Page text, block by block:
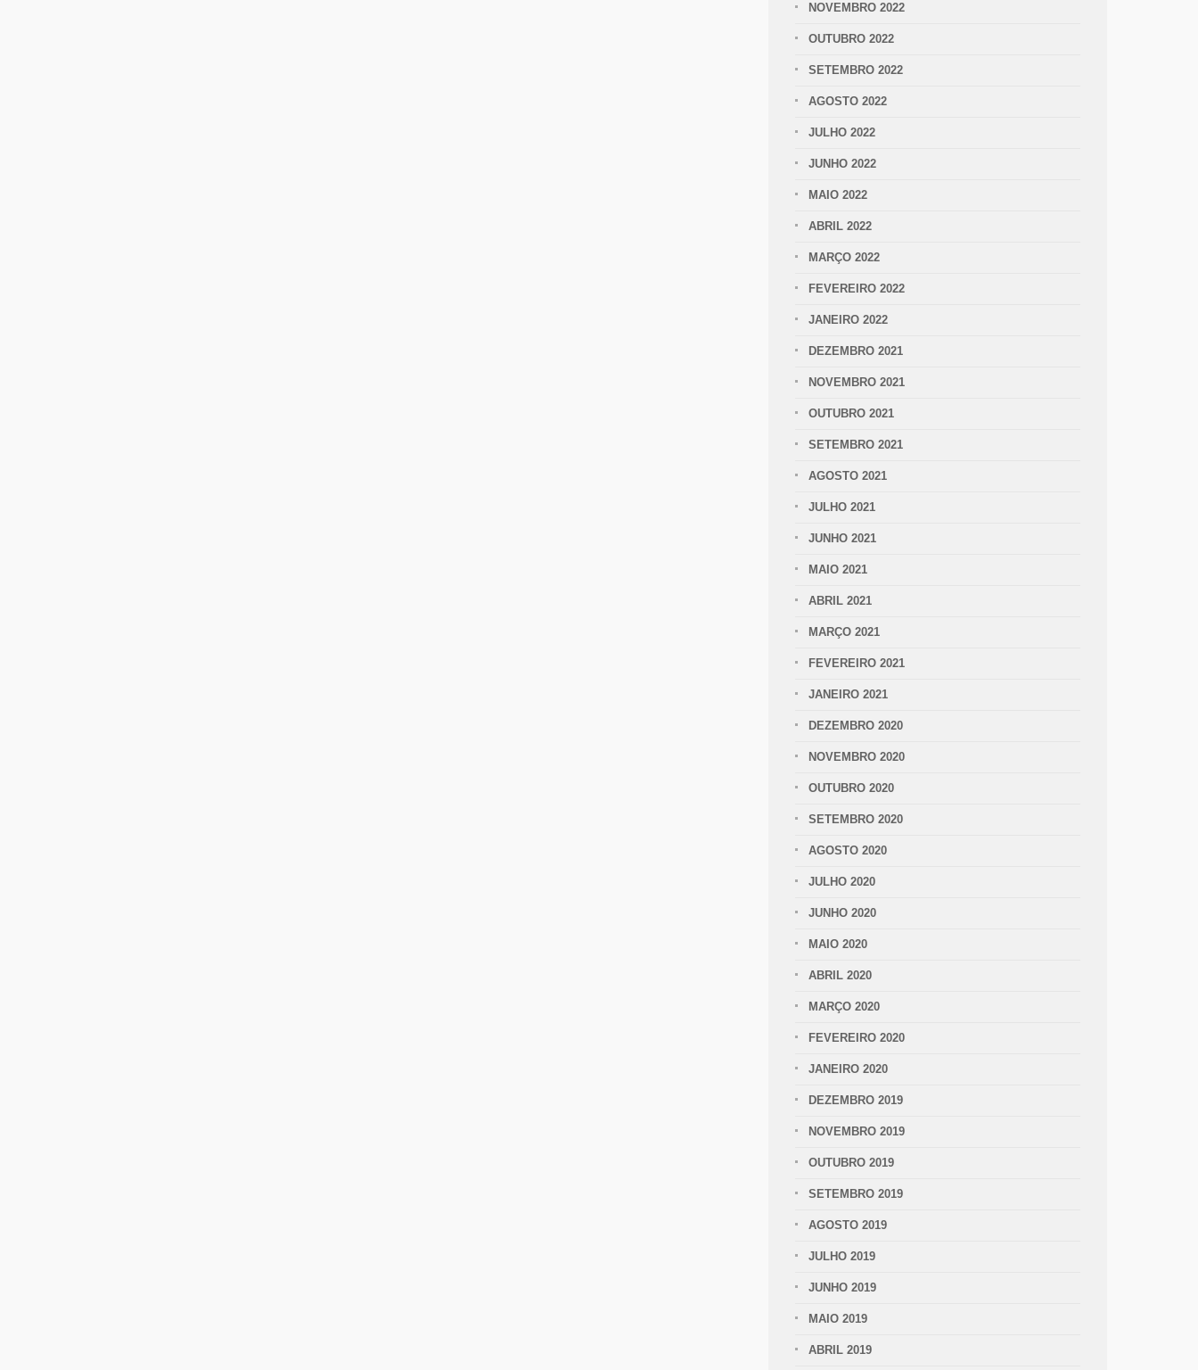
NOVEMBRO 2022
OUTUBRO 2022
SETEMBRO 2022
AGOSTO 2022
JULHO 2022
JUNHO 2022
MAIO 2022
ABRIL 2022
MARÇO 2022
FEVEREIRO 2022
JANEIRO 2022
DEZEMBRO 2021
NOVEMBRO 2021
OUTUBRO 2021
SETEMBRO 2021
AGOSTO 2021
JULHO 2021
JUNHO 2021
MAIO 2021
ABRIL 2021
MARÇO 2021
FEVEREIRO 2021
JANEIRO 2021
DEZEMBRO 2020
NOVEMBRO 2020
OUTUBRO 2020
SETEMBRO 2020
AGOSTO 2020
JULHO 2020
JUNHO 2020
MAIO 2020
ABRIL 2020
MARÇO 2020
FEVEREIRO 2020
JANEIRO 2020
DEZEMBRO 2019
NOVEMBRO 2019
OUTUBRO 2019
SETEMBRO 2019
AGOSTO 2019
JULHO 2019
JUNHO 2019
MAIO 2019
ABRIL 2019